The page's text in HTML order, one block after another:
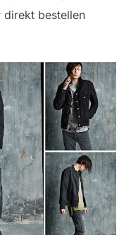
direkt bestellen